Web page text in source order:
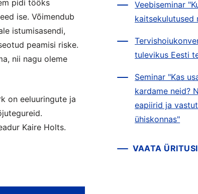
pidi tööks
ise. Võimendub
istumisasendi,
peamisi riske.
nii nagu oleme
on eeluuringute ja
Kaire Holts.
Veebiseminar
kaitsekulutused
tulevikus Eesti
Seminar "Kas
kardame neid?
eapiirid ja
ühiskonnas"
VAATA ÜRITUSI